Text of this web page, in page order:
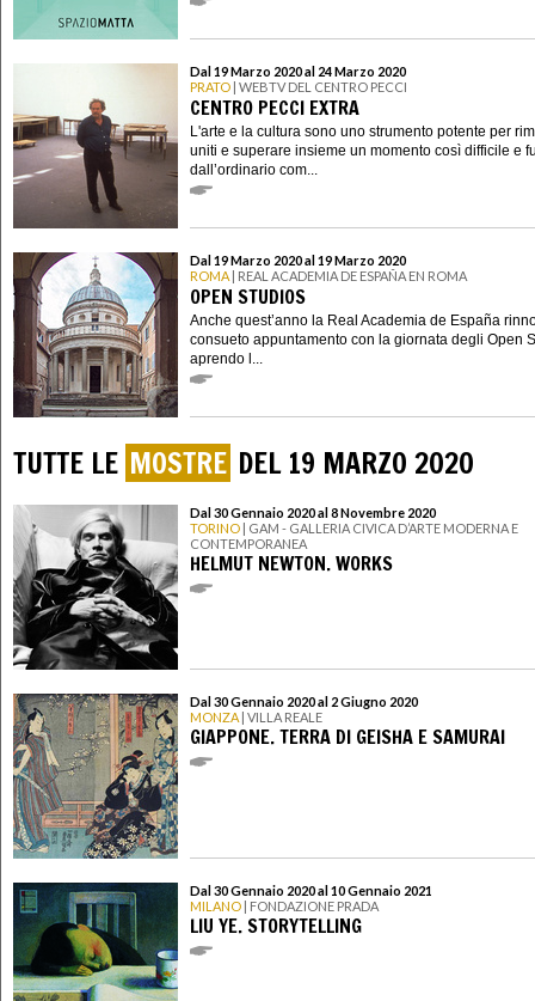
Dal 19 Marzo 2020 al 24 Marzo 2020
PRATO | WEBTV DEL CENTRO PECCI
CENTRO PECCI EXTRA
L'arte e la cultura sono uno strumento potente per
uniti e superare insieme un momento così difficile e
dall’ordinario com...
Dal 19 Marzo 2020 al 19 Marzo 2020
ROMA | REAL ACADEMIA DE ESPAÑA EN ROMA
OPEN STUDIOS
Anche quest’anno la Real Academia de España
consueto appuntamento con la giornata degli Open
aprendo l...
TUTTE LE MOSTRE DEL 19 MARZO 2020
Dal 30 Gennaio 2020 al 8 Novembre 2020
TORINO | GAM - GALLERIA CIVICA D’ARTE MODERNA E
CONTEMPORANEA
HELMUT NEWTON. WORKS
Dal 30 Gennaio 2020 al 2 Giugno 2020
MONZA | VILLA REALE
GIAPPONE. TERRA DI GEISHA E SAMURAI
Dal 30 Gennaio 2020 al 10 Gennaio 2021
MILANO | FONDAZIONE PRADA
LIU YE. STORYTELLING